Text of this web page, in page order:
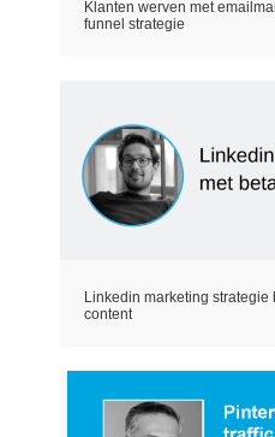
Klanten werven met
funnel strategie
Linkedin marketing strategie
content